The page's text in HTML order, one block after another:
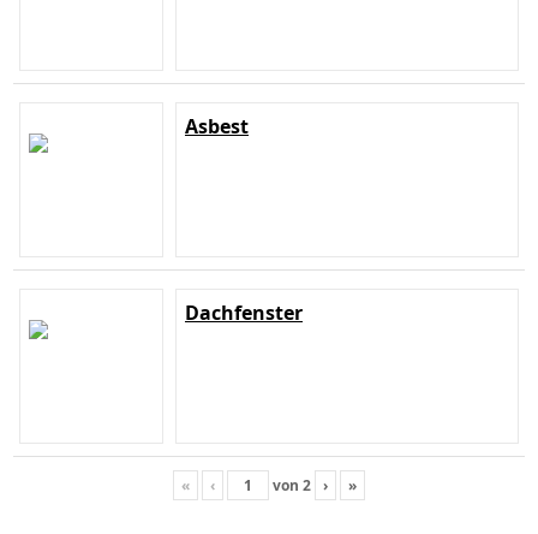
Asbest
Dachfenster
« ‹ von 2 › »